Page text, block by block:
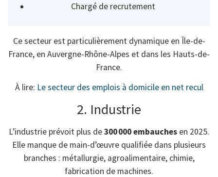
Chargé de recrutement
Ce secteur est particulièrement dynamique en Île-de-
France, en Auvergne-Rhône-Alpes et dans les Hauts-de-
France.
À lire: Le secteur des emplois à domicile en net recul
2. Industrie
L’industrie prévoit plus de300 000 embauches en 2025.
Elle manque de main-d’œuvre qualifiée dans plusieurs
branches : métallurgie, agroalimentaire, chimie,
fabrication de machines.